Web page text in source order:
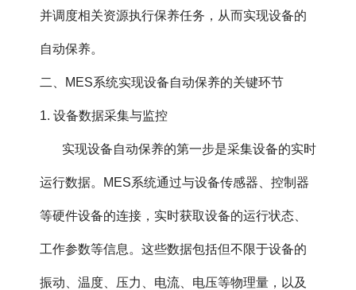
并调度相关资源执行保养任务，从而实现设备的
自动保养。
二、MES系统实现设备自动保养的关键环节
1. 设备数据采集与监控
实现设备自动保养的第一步是采集设备的实时
运行数据。MES系统通过与设备传感器、控制器
等硬件设备的连接，实时获取设备的运行状态、
工作参数等信息。这些数据包括但不限于设备的
振动、温度、压力、电流、电压等物理量，以及